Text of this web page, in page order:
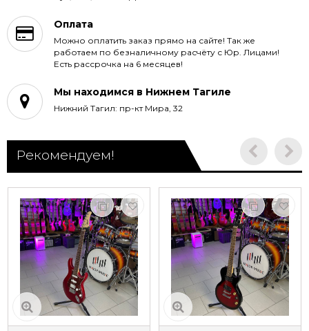
Оплата
Можно оплатить заказ прямо на сайте! Так же
работаем по безналичному расчёту с Юр. Лицами!
Есть рассрочка на 6 месяцев!
Мы находимся в Нижнем Тагиле
Нижний Тагил: пр-кт Мира, 32
Рекомендуем!